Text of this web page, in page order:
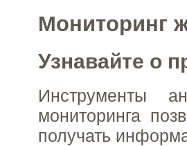
Мониторинг
Узнавайте о
Инструменты
мониторинга
получать